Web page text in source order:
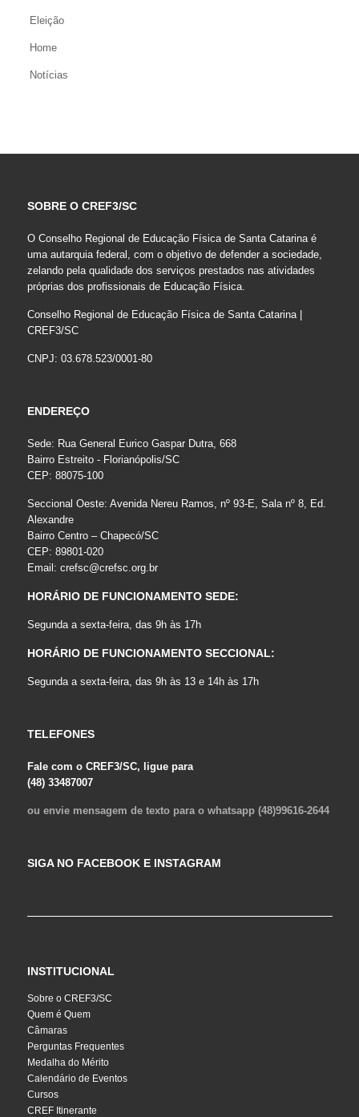
Eleição
Home
Notícias
SOBRE O CREF3/SC
O Conselho Regional de Educação Física de Santa Catarina é
uma autarquia federal, com o objetivo de defender a sociedade,
zelando pela qualidade dos serviços prestados nas atividades
próprias dos profissionais de Educação Física.
Conselho Regional de Educação Física de Santa Catarina |
CREF3/SC
CNPJ: 03.678.523/0001-80
ENDEREÇO
Sede: Rua General Eurico Gaspar Dutra, 668
Bairro Estreito - Florianópolis/SC
CEP: 88075-100
Seccional Oeste: Avenida Nereu Ramos, nº 93-E, Sala nº 8, Ed.
Alexandre
Bairro Centro – Chapecó/SC
CEP: 89801-020
Email: crefsc@crefsc.org.br
HORÁRIO DE FUNCIONAMENTO SEDE:
Segunda a sexta-feira, das 9h às 17h
HORÁRIO DE FUNCIONAMENTO SECCIONAL:
Segunda a sexta-feira, das 9h às 13 e 14h às 17h
TELEFONES
Fale com o CREF3/SC, ligue para
(48) 33487007
ou envie mensagem de texto para o whatsapp (48)99616-2644
SIGA NO FACEBOOK E INSTAGRAM
INSTITUCIONAL
Sobre o CREF3/SC
Quem é Quem
Câmaras
Perguntas Frequentes
Medalha do Mérito
Calendário de Eventos
Cursos
CREF Itinerante